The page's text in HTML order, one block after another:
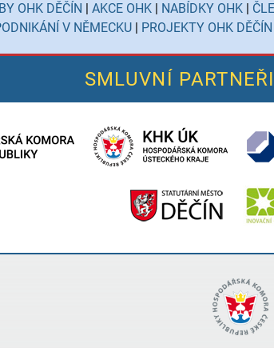
OHK DĚČÍN | AKCE OHK | NABÍDKY OHK |
V NĚMECKU | PROJEKTY OHK DĚČÍN
SMLUVNÍ